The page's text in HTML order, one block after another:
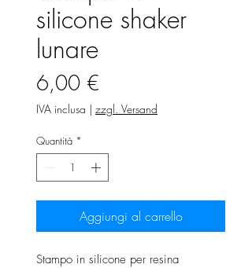
silicone shaker
lunare
6,00 €
IVA inclusa | zzgl. Versand
Quantità *
Aggiungi al carrello
Stampo in silicone per resina